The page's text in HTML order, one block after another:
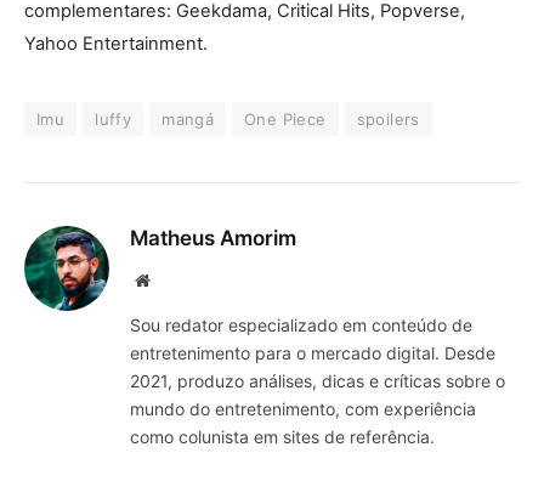
complementares: Geekdama, Critical Hits, Popverse,
Yahoo Entertainment.
Imu luffy mangá One Piece spoilers
Matheus Amorim
Website
Sou redator especializado em conteúdo de
entretenimento para o mercado digital. Desde
2021, produzo análises, dicas e críticas sobre o
mundo do entretenimento, com experiência
como colunista em sites de referência.